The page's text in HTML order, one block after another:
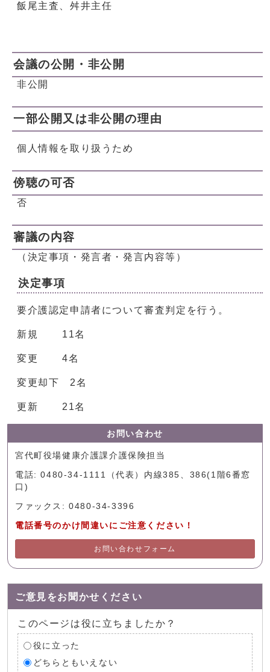
飯尾主査、舛井主任
会議の公開・非公開
非公開
一部公開又は非公開の理由
個人情報を取り扱うため
傍聴の可否
否
審議の内容
（決定事項・発言者・発言内容等）
決定事項
要介護認定申請者について審査判定を行う。
新規 11名
変更 4名
変更却下 2名
更新 21名
お問い合わせ
宮代町役場健康介護課介護保険担当
電話: 0480-34-1111（代表）内線385、386(1階6番窓
口)
ファックス: 0480-34-3396
電話番号のかけ間違いにご注意ください！
お問い合わせフォーム
ご意見をお聞かせください
このページは役に立ちましたか？
役に立った
どちらともいえない